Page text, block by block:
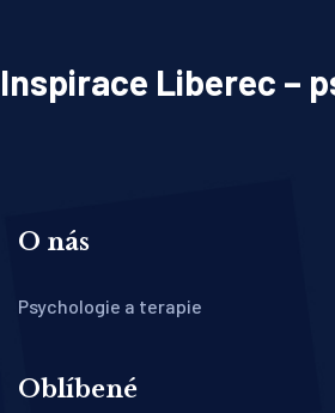
Inspirace Liberec –
O nás
Psychologie a terapie
Oblíbené